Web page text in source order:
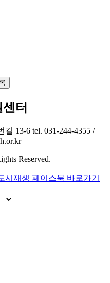
13-6 tel. 031-244-4355 /
Reserved.